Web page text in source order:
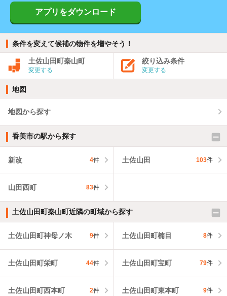
アプリをダウンロード
条件を変えて候補の物件を増やそう！
土佐山田町秦山町
変更する
絞り込み条件
変更する
地図
地図から探す
香美市の駅から探す
新改 4件 土佐山田 103件
山田西町 83件
土佐山田町秦山町近隣の町域から探す
土佐山田町神母ノ木 9件 土佐山田町楠目 8件
土佐山田町栄町 44件 土佐山田町宝町 79件
土佐山田町西本町 2件 土佐山田町東本町 9件